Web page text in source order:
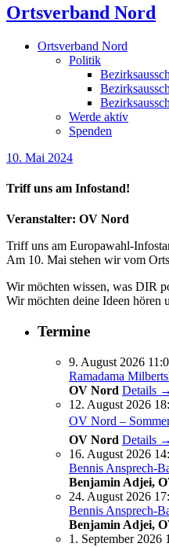
Ortsverband Nord
Ortsverband Nord
Politik
Werde aktiv
Spenden
10. Mai 2024
Triff uns am Infostand!
Veranstalter: OV Nord
Triff uns am Europawahl-
Am 10. Mai stehen wir vom
Wir möchten wissen, was DIR
Wir möchten deine Ideen hören
Termine
9. August 2026
Ramadama
OV Nord Details →
12. August 2026
OV Nord –
OV Nord Details →
16. August 2026
Bennis Ansprech-
Benjamin Adjei,
24. August 2026
Bennis Ansprech-
Benjamin Adjei,
1. September 2026